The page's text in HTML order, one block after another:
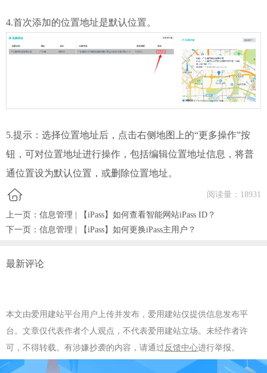
4.首次添加的位置地址是默认位置。
5.提示：选择位置地址后，点击右侧地图上的“更多操作”按
钮，可对位置地址进行操作，包括编辑位置地址信息，将普
通位置设为默认位置，或删除位置地址。
阅读量： 18931
上一页： 信息管理 | 【iPass】如何查看智能网站iPass ID？
下一页： 信息管理 | 【iPass】如何更换iPass主用户？
最新评论
本文由爱用建站平台用户上传并发布，爱用建站仅提供信息发布平
台。文章仅代表作者个人观点，不代表爱用建站立场。未经作者许
可，不得转载。有涉嫌抄袭的内容，请通过反馈中心进行举报。